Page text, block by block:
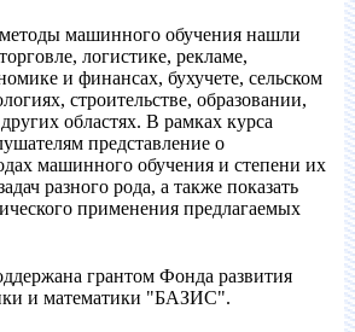
машинного обучения нашли
логистике, рекламе,
и финансах, бухучете, сельском
строительстве, образовании,
областях. В рамках курса
представление о
машинного обучения и степени их
разного рода, а также показать
применения предлагаемых
грантом Фонда развития
и математики "БАЗИС".